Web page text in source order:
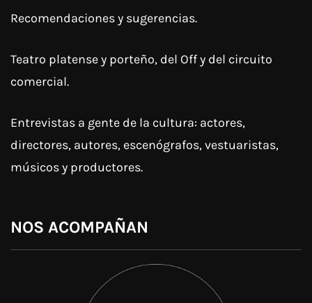
Recomendaciones y sugerencias.
Teatro platense y porteño, del Off y del circuito
comercial.
Entrevistas a gente de la cultura: actores,
directores, autores, escenógrafos, vestuaristas,
músicos y productores.
NOS ACOMPAÑAN